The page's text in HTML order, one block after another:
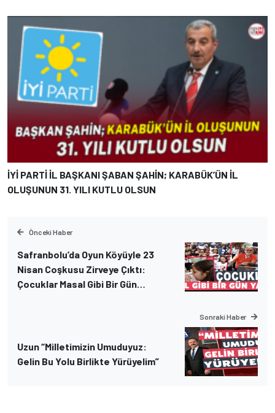
İYİ PARTİ İL BAŞKANI ŞABAN ŞAHİN; KARABÜK’ÜN İL
OLUŞUNUN 31. YILI KUTLU OLSUN
Önceki Haber
Safranbolu’da Oyun Köyüyle 23
Nisan Coşkusu Zirveye Çıktı:
Çocuklar Masal Gibi Bir Gün
Sonraki Haber
Uzun “Milletimizin Umuduyuz:
Gelin Bu Yolu Birlikte Yürüyelim”